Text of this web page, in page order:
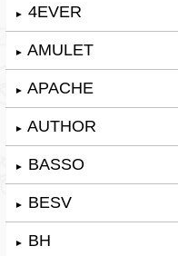
► 4EVER
► AMULET
► APACHE
► AUTHOR
► BASSO
► BESV
► BH